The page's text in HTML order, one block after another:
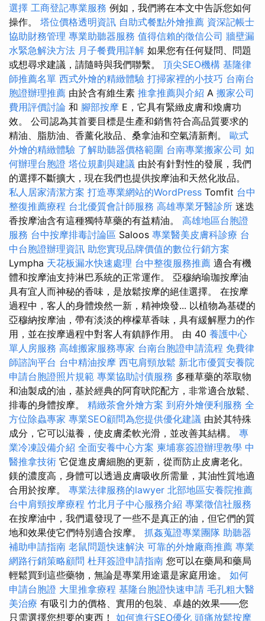
選擇 工商登記專業服務 例如，我們將在本文中告訴您如何
操作。 塔位價格透明資訊 自助式餐點外燴推薦 資深記帳士
協助財務管理 專業助聽器服務 值得信賴的徵信公司 牆壁漏
水緊急解決方法 月子餐費用詳解 如果您有任何疑問、問題
或想尋求建議，請隨時與我們聯繫。 頂尖SEO機構 基隆律
師推薦名單 西式外燴的精緻體驗 打掃家裡的小技巧 台南台
胞證辦理推薦 由於含有維生素 推拿推薦與介紹 A 搬家公司
費用評價討論 和 腳部按摩 E，它具有緊緻皮膚和煥膚功
效。 公司認為其首要目標是生產和銷售符合高品質要求的
精油、脂肪油、香薰化妝品、桑拿油和空氣清新劑。 歐式
外燴的精緻體驗 了解助聽器價格範圍 台南專業搬家公司 如
何辦理台胞證 塔位規劃與建議 由於有針對性的發展，我們
的選擇不斷擴大，現在我們也提供按摩油和天然化妝品。
私人居家清潔方案 打造專業網站的WordPress Tomfit 台中
整復推薦療程 台北優質會計師服務 高雄專業牙醫診所 迷迭
香按摩油含有這種獨特草藥的有益精油。 高雄地區台胞證
服務 台中按摩排毒討論區 Saloos 專業醫美皮膚科診療 台
中台胞證辦理資訊 助您實現品牌價值的數位行銷方案
Lympha 天花板漏水快速處理 台中整復服務推薦 適合有機
體和按摩油支持淋巴系統的正常運作。 亞穆納瑜珈按摩油
具有宜人而神秘的香味，是放鬆按摩的絕佳選擇。 在按摩
過程中，客人的身體煥然一新，精神煥發... 以植物為基礎的
亞穆納按摩油，帶有淡淡的檸檬草香味，具有緩解壓力的作
用，並在按摩過程中對客人有鎮靜作用。 由 40 養護中心
單人房服務 高雄搬家服務專家 台南台胞證申請流程 免費律
師諮詢平台 台中精油按摩 西屯肩頸放鬆 新北市優質安養院
申請台胞證照片規範 專業協助討債服務 多種草藥的萃取物
和油製成的油，基於經典的阿育吠陀配方，非常適合放鬆、
排毒的身體按摩。 精緻茶會外燴方案 到府外燴便利服務 全
方位除蟲專家 專業SEO顧問為您提供優化建議 由於其特殊
成分，它可以滋養，使皮膚柔軟光滑，並改善其結構。 專
業冷凍設備介紹 全面安養中心方案 柬埔寨簽證辦理教學 中
醫推拿技術 它促進皮膚細胞的更新，從而防止皮膚老化。
鎂的濃度高，身體可以透過皮膚吸收所需量，其油性質地適
合用於按摩。 專業法律服務的lawyer 北部地區安養院推薦
台中肩頸按摩療程 竹北月子中心服務介紹 專業徵信社服務
在按摩油中，我們還發現了一些不是真正的油，但它們的質
地和效果使它們特別適合按摩。 抓姦蒐證專業團隊 助聽器
補助申請指南 老鼠問題快速解決 可靠的外燴廠商推薦 專業
網路行銷策略顧問 杜拜簽證申請指南 您可以在藥局和藥局
輕鬆買到這些藥物，無論是專業用途還是家庭用途。 如何
申請台胞證 大里推拿療程 基隆台胞證快速申請 毛孔粗大醫
美治療 有吸引力的價格、實用的包裝、卓越的效果——您
只需選擇您想要的東西！ 如何進行SEO優化 頭痛放鬆按摩